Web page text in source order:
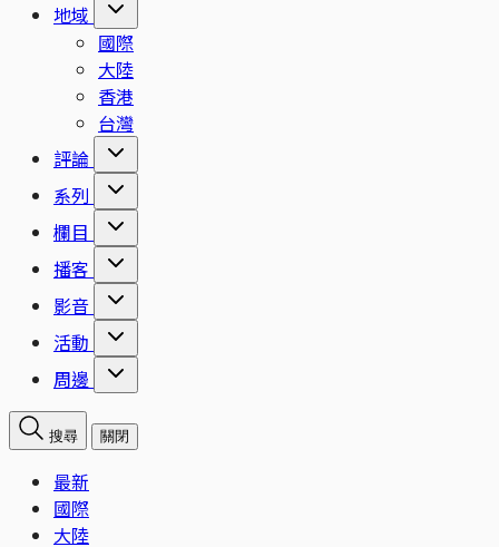
地域
國際
大陸
香港
台灣
評論
系列
欄目
播客
影音
活動
周邊
搜尋 關閉
最新
國際
大陸